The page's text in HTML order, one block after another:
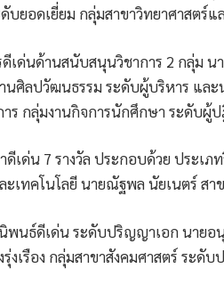
บยอดเยี่ยม กลุ่มสาขาวิทยาศาสตร์แ
ดีเด่นด้านสนับสนุนวิชาการ 2 กลุ่ม
นศิลปวัฒนธรรม ระดับผู้บริหาร แล
ร กลุ่มงานกิจการนักศึกษา ระดับผู้
ดีเด่น 7 รางวัล ประกอบด้วย ประเ
ะเทคโนโลยี นายณัฐพล นัยเนตร์ ส
พนธ์ดีเด่น ระดับปริญญาเอก นายอ
รุ่งเรือง กลุ่มสาขาสังคมศาสตร์ ระ